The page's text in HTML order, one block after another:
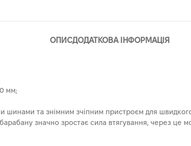
ОПИСДОДАТКОВА ІНФОРМАЦІЯ
мм;
та знімним зчіпним пристроєм для
значно зростає сила втягування, через це